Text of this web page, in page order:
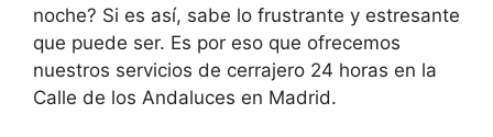
noche? Si es así, sabe lo frustrante y estresante
que puede ser. Es por eso que ofrecemos
nuestros servicios de cerrajero 24 horas en la
Calle de los Andaluces en Madrid.